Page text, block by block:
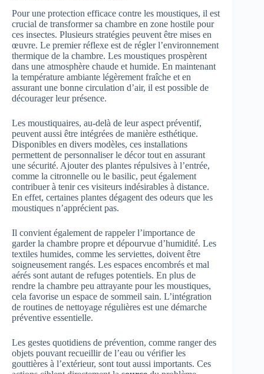
Pour une protection efficace contre les moustiques, il est
crucial de transformer sa chambre en zone hostile pour
ces insectes. Plusieurs stratégies peuvent être mises en
œuvre. Le premier réflexe est de régler l’environnement
thermique de la chambre. Les moustiques prospèrent
dans une atmosphère chaude et humide. En maintenant
la température ambiante légèrement fraîche et en
assurant une bonne circulation d’air, il est possible de
décourager leur présence.
Les moustiquaires, au-delà de leur aspect préventif,
peuvent aussi être intégrées de manière esthétique.
Disponibles en divers modèles, ces installations
permettent de personnaliser le décor tout en assurant
une sécurité. Ajouter des plantes répulsives à l’entrée,
comme la citronnelle ou le basilic, peut également
contribuer à tenir ces visiteurs indésirables à distance.
En effet, certaines plantes dégagent des odeurs que les
moustiques n’apprécient pas.
Il convient également de rappeler l’importance de
garder la chambre propre et dépourvue d’humidité. Les
textiles humides, comme les serviettes, doivent être
soigneusement rangés. Les espaces encombrés et mal
aérés sont autant de refuges potentiels. En plus de
rendre la chambre peu attrayante pour les moustiques,
cela favorise un espace de sommeil sain. L’intégration
de routines de nettoyage régulières est une démarche
préventive essentielle.
Les gestes quotidiens de prévention, comme ranger des
objets pouvant recueillir de l’eau ou vérifier les
gouttières à l’extérieur, sont tout aussi importants. Ces